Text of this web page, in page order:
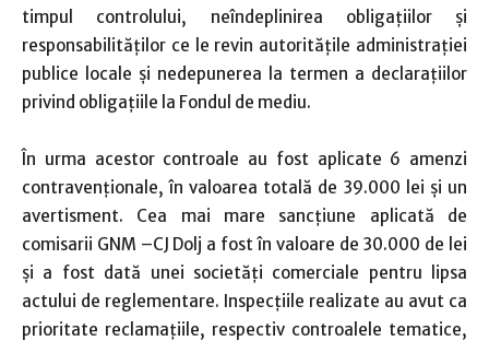
timpul controlului, neîndeplinirea obligaţiilor şi
responsabilităţilor ce le revin autorităţile administraţiei
publice locale şi nedepunerea la termen a declaraţiilor
privind obligaţiile la Fondul de mediu.
În urma acestor controale au fost aplicate 6 amenzi
contravenţionale, în valoarea totală de 39.000 lei şi un
avertisment. Cea mai mare sancţiune aplicată de
comisarii GNM –CJ Dolj a fost în valoare de 30.000 de lei
şi a fost dată unei societăţi comerciale pentru lipsa
actului de reglementare. Inspecţiile realizate au avut ca
prioritate reclamaţiile, respectiv controalele tematice,